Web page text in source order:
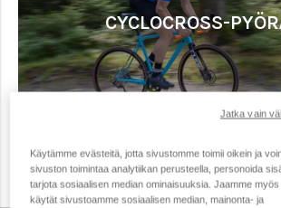
CYCLOCROSS-
Cube cyclocross-pyörät on tehty
ovat ketteriä, kevyitä ja
Käytämme evästeitä, jotta sivustomme toimii oikein ja
sivuston toimintaa analytiikan perusteella, personoida
tarjota sosiaalisen median ominaisuuksia. Jaamme
käytät sivustoamme sosiaalisen median, mainonta- ja
Jatka vain